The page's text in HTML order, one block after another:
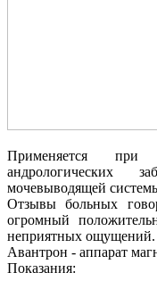
Применяется при
андрологических
мочевыводящей
Отзывы больных
огромный
неприятных ощущений.
Авантрон - аппарат
Показания: